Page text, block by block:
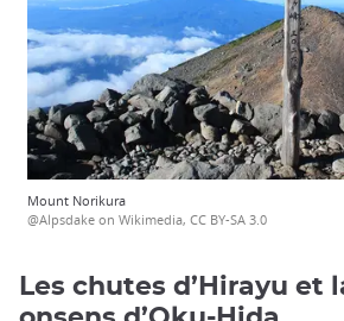
Mount Norikura
@Alpsdake on Wikimedia, CC BY-SA 3.0
Les chutes d’Hirayu et